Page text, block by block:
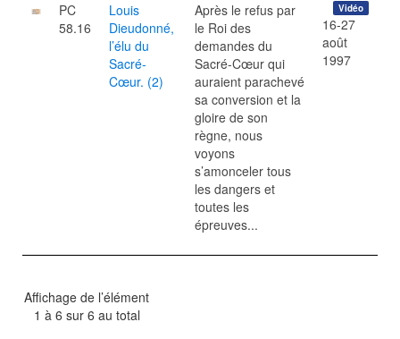
PC
58.16
Louis
Dieudonné,
l’élu du
Sacré-
Cœur. (2)
Après le refus par
le Roi des
demandes du
Sacré-Cœur qui
auraient parachevé
sa conversion et la
gloire de son
règne, nous
voyons
s’amonceler tous
les dangers et
toutes les
épreuves...
Vidéo
16-27
août
1997
Affichage de l’élément
1 à 6 sur 6 au total